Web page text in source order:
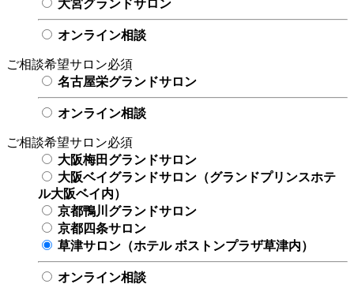
大宮グランドサロン
オンライン相談
ご相談希望サロン必須
名古屋栄グランドサロン
オンライン相談
ご相談希望サロン必須
大阪梅田グランドサロン
大阪ベイグランドサロン（グランドプリンスホテ
ル大阪ベイ内）
京都鴨川グランドサロン
京都四条サロン
草津サロン（ホテル ボストンプラザ草津内）
オンライン相談